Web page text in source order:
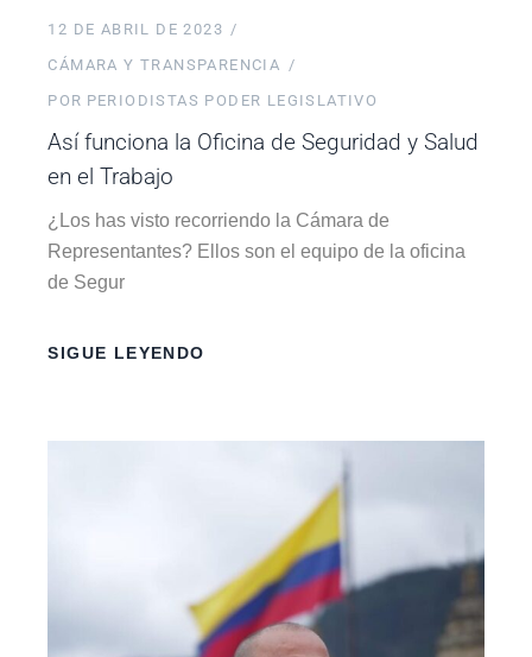
12 DE ABRIL DE 2023
CÁMARA Y TRANSPARENCIA
POR PERIODISTAS PODER LEGISLATIVO
Así funciona la Oficina de Seguridad y Salud
en el Trabajo
¿Los has visto recorriendo la Cámara de
Representantes? Ellos son el equipo de la oficina
de Segur
SIGUE LEYENDO